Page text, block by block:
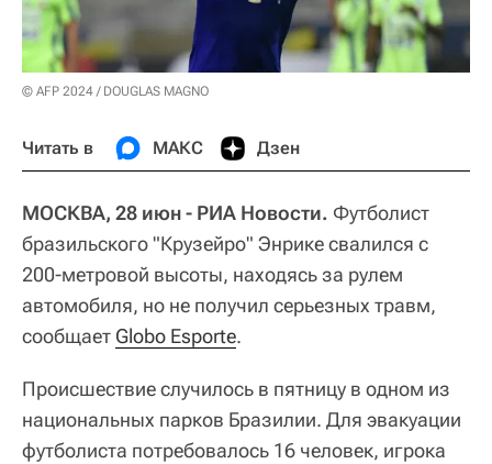
© AFP 2024 / DOUGLAS MAGNO
Читать в МАКС Дзен
МОСКВА, 28 июн - РИА Новости. Футболист
бразильского "Крузейро" Энрике свалился с
200-метровой высоты, находясь за рулем
автомобиля, но не получил серьезных травм,
сообщает Globo Esporte.
Происшествие случилось в пятницу в одном из
национальных парков Бразилии. Для эвакуации
футболиста потребовалось 16 человек, игрока